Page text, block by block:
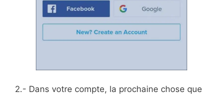
2.- Dans votre compte, la prochaine chose que